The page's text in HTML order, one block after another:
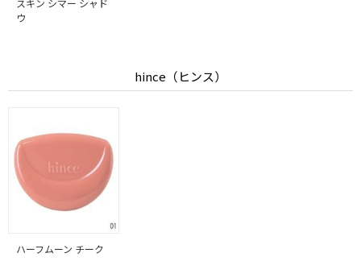
スキン シマー シャド
ウ
hince（ヒンス）
ハーフムーン チーク